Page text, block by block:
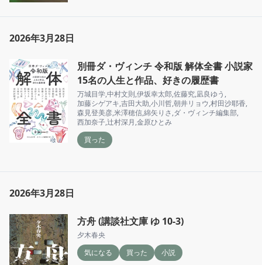
2026年3月28日
別冊ダ・ヴィンチ 令和版 解体全書 小説家
15名の人生と作品、好きの履歴書
万城目学,中村文則,伊坂幸太郎,佐藤究,凪良ゆう ,
加藤シゲアキ,吉田大助,小川哲,朝井リョウ,村田沙耶香,
森見登美彦,米澤穂信,綿矢りさ,ダ・ヴィンチ編集部,
西加奈子,辻村深月,金原ひとみ
買った
2026年3月28日
方舟 (講談社文庫 ゆ 10-3)
夕木春央
気になる
買った 小説